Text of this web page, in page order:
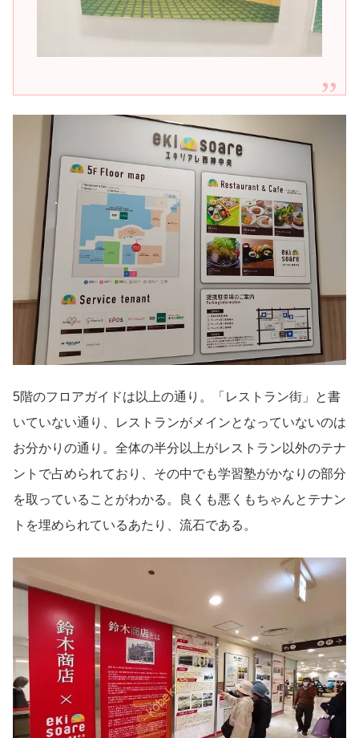
5階のフロアガイドは以上の通り。「レストラン街」と書
いていない通り、レストランがメインとなっていないのは
お分かりの通り。全体の半分以上がレストラン以外のテナ
ントで占められており、その中でも学習塾がかなりの部分
を取っていることがわかる。良くも悪くもちゃんとテナン
トを埋められているあたり、流石である。